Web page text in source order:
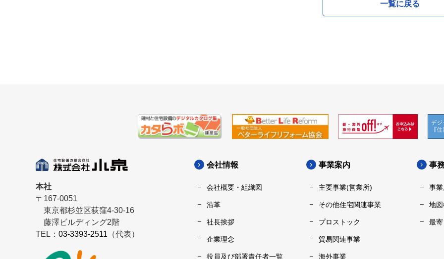
一覧に戻る
本社
〒167-0051
東京都杉並区荻窪4-30-16
藤澤ビルディング2階
TEL： 03-3393-2511 （代表）
会社情報
会社概要・組織図
沿革
社長挨拶
企業理念
役員及び部署責任者一覧
事業案内
主要事業(営業所)
その他住宅関連事業
プロストック
貿易関連事業
海外事業
事
事
地
最